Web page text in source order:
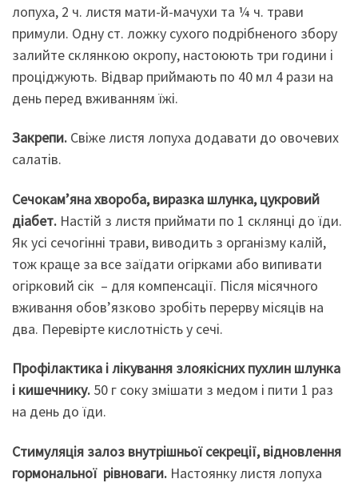
лопуха, 2 ч. листя мати-й-мачухи та ¼ ч. трави
примули. Одну ст. ложку сухого подрібненого збору
залийте склянкою окропу, настоюють три години і
проціджують. Відвар приймають по 40 мл 4 рази на
день перед вживанням їжі.
Закрепи. Свіже листя лопуха додавати до овочевих
салатів.
Сечокам’яна хвороба, виразка шлунка, цукровий
діабет. Настій з листя приймати по 1 склянці до їди.
Як усі сечогінні трави, виводить з організму калій,
тож краще за все заїдати огірками або випивати
огірковий сік – для компенсації. Після місячного
вживання обов’язково зробіть перерву місяців на
два. Перевірте кислотність у сечі.
Профілактика і лікування злоякісних пухлин шлунка
і кишечнику. 50 г соку змішати з медом і пити 1 раз
на день до їди.
Стимуляція залоз внутрішньої секреції, відновлення
гормональної рівноваги. Настоянку листя лопуха